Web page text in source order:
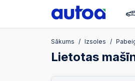
Sākums Izsoles
Lietotas